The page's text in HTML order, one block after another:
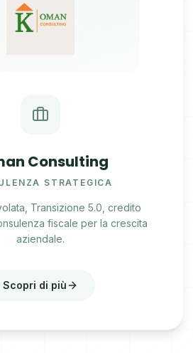
Consulting
STRATEGICA
Transizione 5.0, credito
fiscale per la crescita
aziendale.
Scopri di più